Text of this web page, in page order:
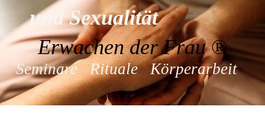
und Sexualität
Erwachen der Frau ®
Seminare Rituale Körperarbeit